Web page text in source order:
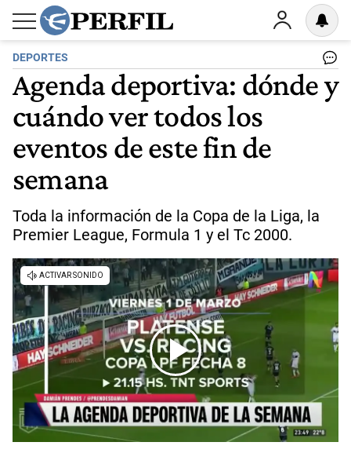
DEPORTES
Agenda deportiva: dónde y
cuándo ver todos los
eventos de este fin de
semana
Toda la información de la Copa de la Liga, la
Premier League, Formula 1 y el Tc 2000.